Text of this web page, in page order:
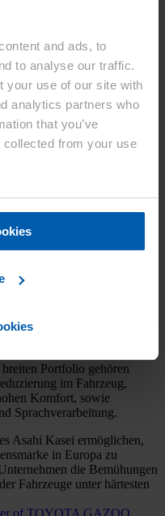
and ads, to
to analyse our traffic.
your use of our site with
analytics partners who
that you’ve
collected from your use
GAZOO Racing Partner
(WRC) 2020. Die
und konfrontiert Fahrer
vielfältigsten Bedingungen.
Partner zu sehen
Kasei-Logo auf den A-
auf dem linken oberen
Partner der WRC. Auch im
WRC-Veranstaltungen
der teilnehmenden
Informationen über die WRC
baut sein Geschäft im
Portfolio gehören
im Fahrzeug,
Komfort, sowie
Sprachverarbeitung.
Asahi Kasei ermöglichen,
in Europa zu
die Bemühungen
Fahrzeuge unter härtesten